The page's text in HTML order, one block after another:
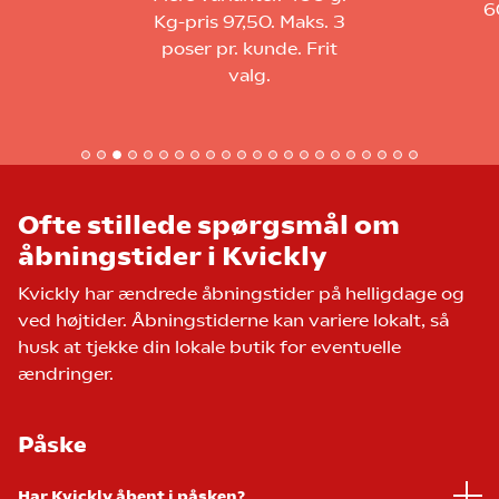
600 g. Kg-pris 81,67. Frit
Ofte stillede spørgsmål om
åbningstider i Kvickly
Kvickly har ændrede åbningstider på helligdage og
ved højtider. Åbningstiderne kan variere lokalt, så
husk at tjekke din lokale butik for eventuelle
ændringer.
Påske
Har Kvickly åbent i påsken?